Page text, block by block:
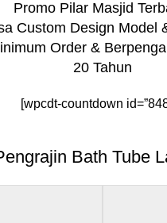
Promo Pilar Masjid
Custom Design Model
Order &
20 Tahun
[wpcdt-countdown
Bath Tube